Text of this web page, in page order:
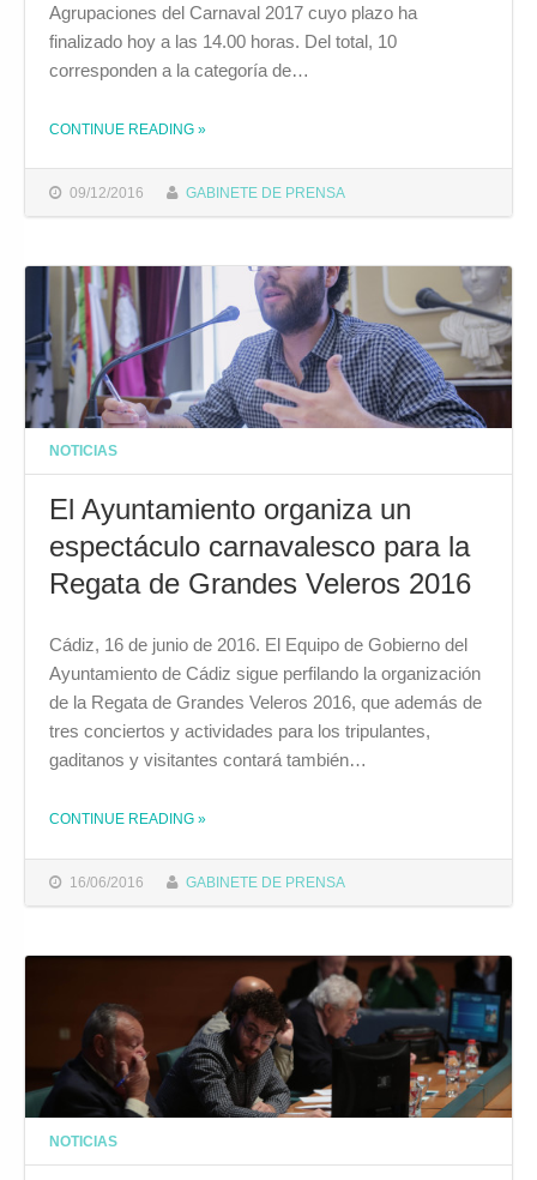
09/12/2016 GABINETE DE PRENSA
Agrupaciones del Carnaval 2017 cuyo plazo ha
finalizado hoy a las 14.00 horas. Del total, 10
corresponden a la categoría de…
CONTINUE READING THE "UN TOTAL DE 152 AGRUPACIONES SE INSCRIBEN EN EL COAC 2017"
»
NOTICIAS
El Ayuntamiento organiza un
espectáculo carnavalesco para la
Regata de Grandes Veleros 2016
16/06/2016 GABINETE DE PRENSA
Cádiz, 16 de junio de 2016. El Equipo de Gobierno del
Ayuntamiento de Cádiz sigue perfilando la organización
de la Regata de Grandes Veleros 2016, que además de
tres conciertos y actividades para los tripulantes,
gaditanos y visitantes contará también…
CONTINUE READING THE "EL AYUNTAMIENTO ORGANIZA UN ESPECTÁCULO CARNAVALESCO PARA LA REGATA DE GRANDES VELEROS 2016"
»
NOTICIAS